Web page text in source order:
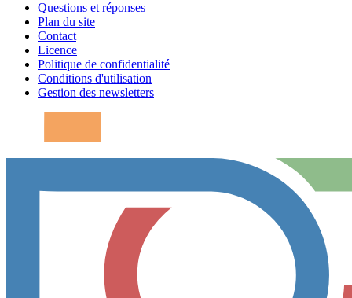
Questions et réponses
Plan du site
Contact
Licence
Politique de confidentialité
Conditions d'utilisation
Gestion des newsletters